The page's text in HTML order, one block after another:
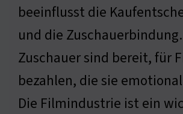
beeinflusst die
und die
Zuschauer sind bereit, für
bezahlen, die sie
Die Filmindustrie ist ein